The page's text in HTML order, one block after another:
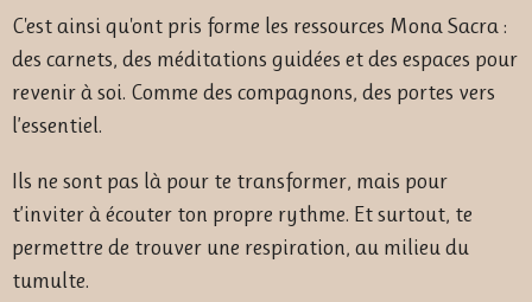
C'est ainsi qu'ont pris forme les ressources Mona Sacra :
des carnets, des méditations guidées et des espaces pour
revenir à soi. Comme des compagnons, des portes vers
l’essentiel.
Ils ne sont pas là pour te transformer, mais pour
t’inviter à écouter ton propre rythme. Et surtout, te
permettre de trouver une respiration, au milieu du
tumulte.